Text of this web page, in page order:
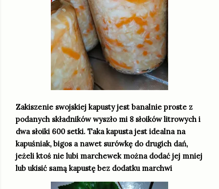
Zakiszenie swojskiej kapusty jest banalnie proste z
podanych składników wyszło mi 8 słoików litrowych i
dwa słoiki 600 setki. Taka kapusta jest idealna na
kapuśniak, bigos a nawet surówkę do drugich dań,
jeżeli ktoś nie lubi marchewek można dodać jej mniej
lub ukisić samą kapustę bez dodatku marchwi